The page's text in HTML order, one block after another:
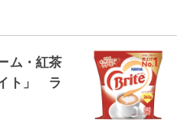
ム・紅茶
ト」 ラ